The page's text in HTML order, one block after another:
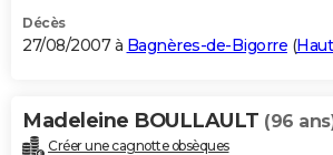
Décès
27/08/2007 à Bagnères-de-Bigorre (
Madeleine BOULLAULT (96
Créer une cagnotte obsèques